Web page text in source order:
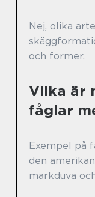
Nej, olika
och former.
Vilka är
fåglar
Exempel på
den
markduva